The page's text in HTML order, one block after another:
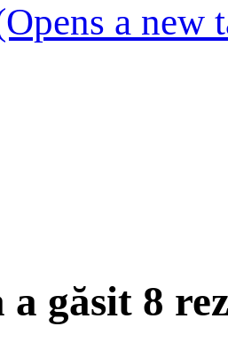
a new
a găsit 8